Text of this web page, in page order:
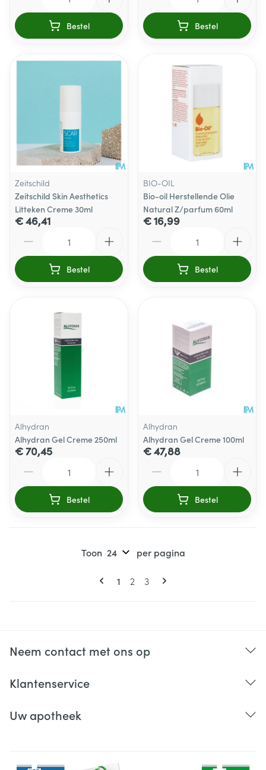
Bestel Bestel
Zeitschild
Zeitschild Skin Aesthetics
Litteken Creme 30ml
€ 46,41
Bestel
BIO-OIL
Bio-oil Herstellende Olie
Natural Z/parfum 60ml
€ 16,99
Bestel
Alhydran
Alhydran Gel Creme 250ml
€ 70,45
Bestel
Alhydran
Alhydran Gel Creme 100ml
€ 47,88
Bestel
Pagina's
U lees momenteel pagina
1 Pagina
2 Pagina
3
Toon per pagina
Neem contact met ons op
Klantenservice
Uw apotheek